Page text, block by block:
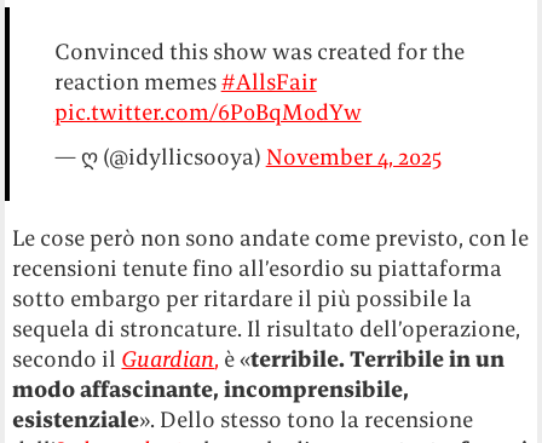
Convinced this show was created for the
reaction memes#AllsFair
pic.twitter.com/6P0BqM0dYw
— ღ (@idyllicsooya) November 4, 2025
Le cose però non sono andate come previsto, con le
recensioni tenute fino all’esordio su piattaforma
sotto embargo per ritardare il più possibile la
sequela di stroncature. Il risultato dell’operazione,
secondo il Guardian, è «terribile. Terribile in un
modo affascinante, incomprensibile,
esistenziale». Dello stesso tono la recensione